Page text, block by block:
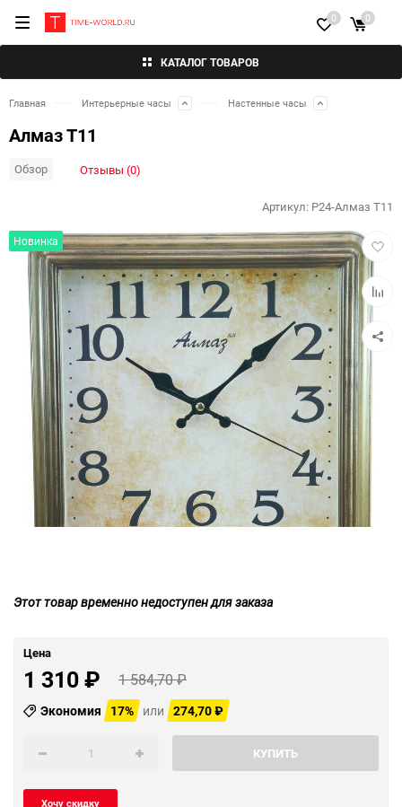
КАТАЛОГ ТОВАРОВ
0 0
Главная Интерьерные часы Настенные часы
Алмаз Т11
Обзор Отзывы (0)
Новинка
в
к
Артикул: P24-Алмаз Т11
Этот товар временно недоступен для заказа
Цена
1 310₽ 1 584,70₽
Экономия 17% или 274,70₽
КУПИТЬ